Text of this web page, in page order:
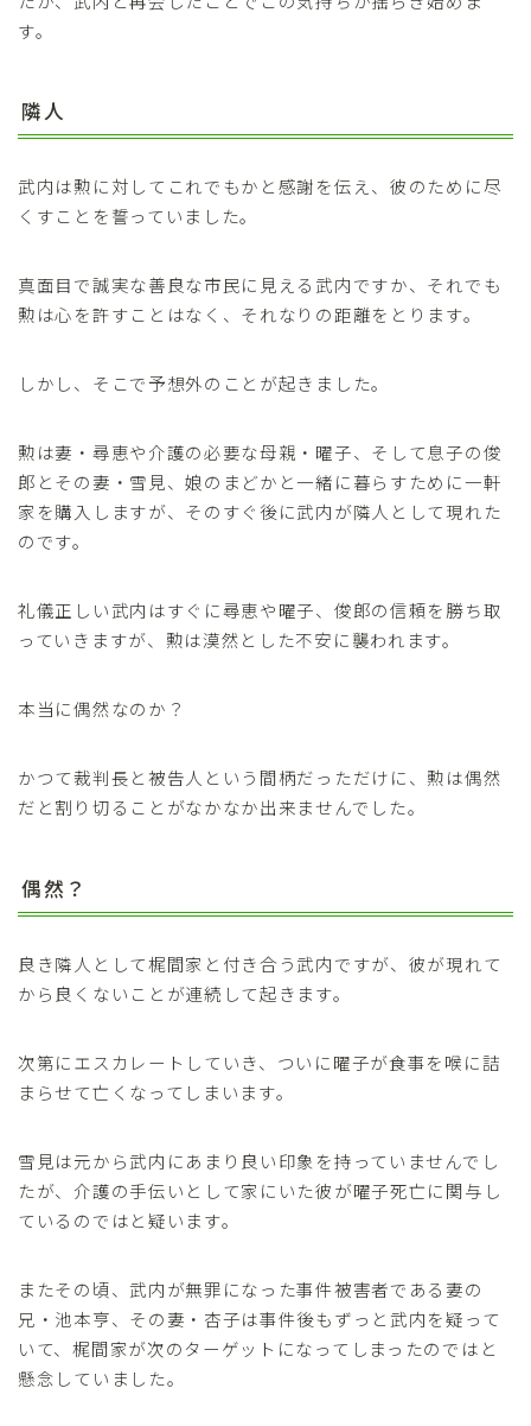
す。
隣人
武内は勲に対してこれでもかと感謝を伝え、彼のために尽
くすことを誓っていました。
真面目で誠実な善良な市民に見える武内ですか、それでも
勲は心を許すことはなく、それなりの距離をとります。
しかし、そこで予想外のことが起きました。
勲は妻・尋恵や介護の必要な母親・曜子、そして息子の俊
郎とその妻・雪見、娘のまどかと一緒に暮らすために一軒
家を購入しますが、そのすぐ後に武内が隣人として現れた
のです。
礼儀正しい武内はすぐに尋恵や曜子、俊郎の信頼を勝ち取
っていきますが、勲は漠然とした不安に襲われます。
本当に偶然なのか？
かつて裁判長と被告人という間柄だっただけに、勲は偶然
だと割り切ることがなかなか出来ませんでした。
偶然？
良き隣人として梶間家と付き合う武内ですが、彼が現れて
から良くないことが連続して起きます。
次第にエスカレートしていき、ついに曜子が食事を喉に詰
まらせて亡くなってしまいます。
雪見は元から武内にあまり良い印象を持っていませんでし
たが、介護の手伝いとして家にいた彼が曜子死亡に関与し
ているのではと疑います。
またその頃、武内が無罪になった事件被害者である妻の
兄・池本亨、その妻・杏子は事件後もずっと武内を疑って
いて、梶間家が次のターゲットになってしまったのではと
懸念していました。